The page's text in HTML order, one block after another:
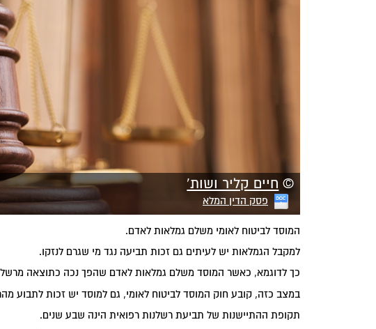
© חיים קליר ושות'
פסק הדין המלא
המוסד לביטוח לאומי משלם גמלאות לאדם.
למקבל הגמלאות יש לעיתים גם זכות תביעה נגד מי שגרם לנזקו.
כך לדוגמא, כאשר המוסד משלם גמלאות לאדם שהפך נכה כתוצאה
במצב כזה, קובע חוק המוסד לביטוח לאומי, גם למוסד יש זכות לתבוע
תקופת ההתיישנות של תביעת רשלנות רפואית הינה שבע שנים.